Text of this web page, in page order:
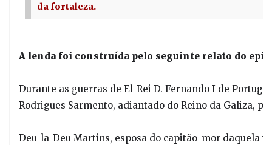
da fortaleza.
A lenda foi construída pelo seguinte relato do
Durante as guerras de El-Rei D. Fernando I de
Rodrigues Sarmento, adiantado do Reino da Galiza,
Deu-la-Deu Martins, esposa do capitão-mor daquela